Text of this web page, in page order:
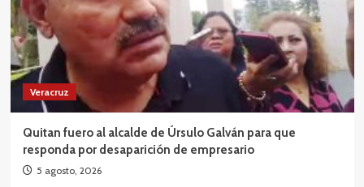
Veracruz
Quitan fuero al alcalde de Úrsulo Galván para que
responda por desaparición de empresario
5 agosto, 2026